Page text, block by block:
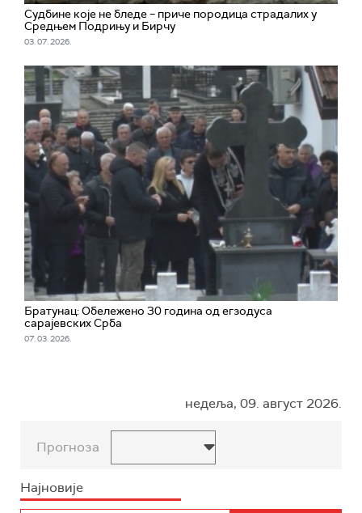
Судбине које не бледе – приче породица страдалих у
Средњем Подрињу и Бирчу
03. 07. 2026.
Братунац: Обележено 30 година од егзодуса
сарајевских Срба
07. 03. 2026.
недеља, 09. август 2026.
Прогноза
Најновије